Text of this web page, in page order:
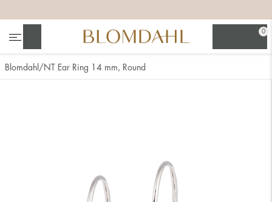
0
Blomdahl NT Ear Ring 14 mm, Round